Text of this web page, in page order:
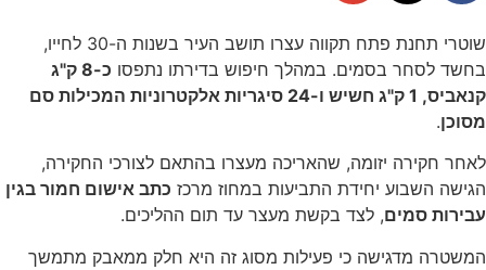
שוטרי תחנת פתח תקווה עצרו תושב העיר בשנות ה-30 לחייו,
בחשד לסחר בסמים. במהלך חיפוש בדירתו נתפסו
כ-8 ק"ג
קנאביס, 1 ק"ג חשיש ו-24 סיגריות אלקטרוניות המכילות סם
מסוכן.
לאחר חקירה יזומה, שהאריכה מעצרו בהתאם לצורכי החקירה,
הגישה השבוע יחידת התביעות במחוז מרכז כתב אישום חמור בגין
עבירות סמים, לצד בקשת מעצר עד תום ההליכים.
המשטרה מדגישה כי פעילות מסוג זה היא חלק ממאבק מתמשך